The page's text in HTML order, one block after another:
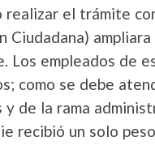
realizar el trámite
Ciudadana)
Los empleados de
como se debe
de la rama
recibió un solo